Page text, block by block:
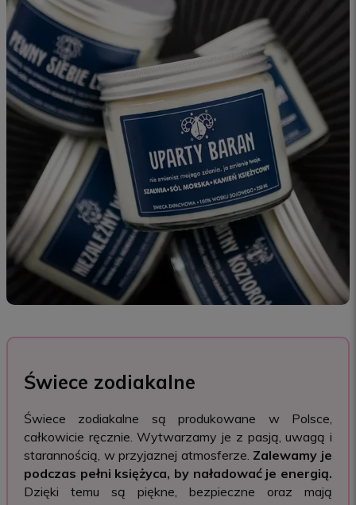
Świece zodiakalne
Świece zodiakalne są produkowane w Polsce,
całkowicie ręcznie. Wytwarzamy je z pasją, uwagą i
starannością, w przyjaznej atmosferze. Zalewamy je
podczas pełni księżyca, by naładować je energią.
Dzięki temu są piękne, bezpieczne oraz mają